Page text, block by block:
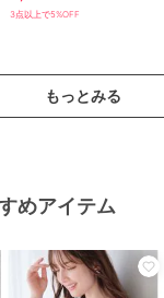
3点以上で5%OFF
もっとみる
めアイテム